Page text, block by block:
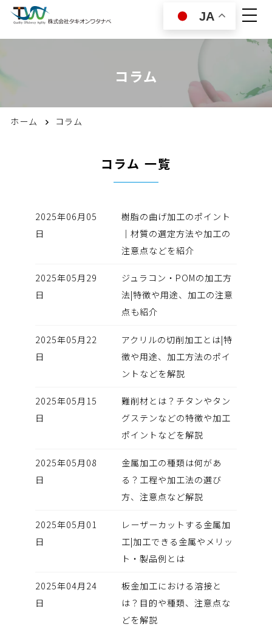
JA
コラム
ホーム コラム
コラム 一覧
2025年06月05
日
樹脂の曲げ加工のポイント
｜材質の選定方法や加工の
注意点などを紹介
2025年05月29
日
ジュラコン・POMの加工方
法|特徴や用途、加工の注意
点も紹介
2025年05月22
日
アクリルの切削加工とは|特
徴や用途、加工方法のポイ
ントなどを解説
2025年05月15
日
難削材とは？チタンやタン
グステンなどの特徴や加工
ポイントなどを解説
2025年05月08
日
金属加工の種類は何があ
る？工程や加工法の選び
方、注意点など解説
2025年05月01
日
レーザーカットする金属加
工|加工できる金属やメリッ
ト・製品例とは
2025年04月24
日
板金加工における溶接と
は？目的や種類、注意点な
どを解説